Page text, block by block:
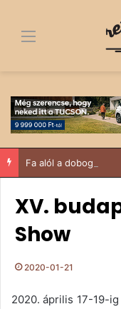
Menü
XV.
Show
2020-01-21
2020. április 17-19-